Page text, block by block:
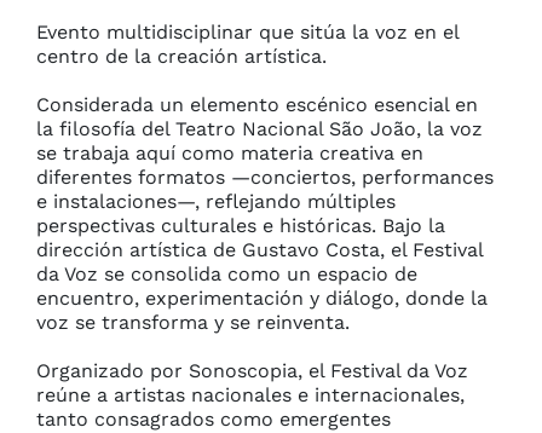
Evento multidisciplinar que sitúa la voz en el
centro de la creación artística.
Considerada un elemento escénico esencial en
la filosofía del Teatro Nacional São João, la voz
se trabaja aquí como materia creativa en
diferentes formatos —conciertos, performances
e instalaciones—, reflejando múltiples
perspectivas culturales e históricas. Bajo la
dirección artística de Gustavo Costa, el Festival
da Voz se consolida como un espacio de
encuentro, experimentación y diálogo, donde la
voz se transforma y se reinventa.
Organizado por Sonoscopia, el Festival da Voz
reúne a artistas nacionales e internacionales,
tanto consagrados como emergentes